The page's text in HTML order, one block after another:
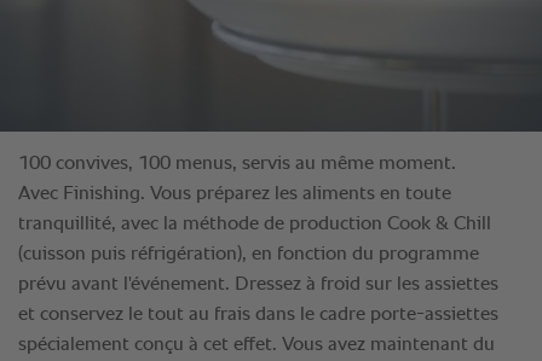
100 convives, 100 menus, servis au même moment.
Avec Finishing. Vous préparez les aliments en toute
tranquillité, avec la méthode de production Cook & Chill
(cuisson puis réfrigération), en fonction du programme
prévu avant l'événement. Dressez à froid sur les assiettes
et conservez le tout au frais dans le cadre porte-assiettes
spécialement conçu à cet effet. Vous avez maintenant du